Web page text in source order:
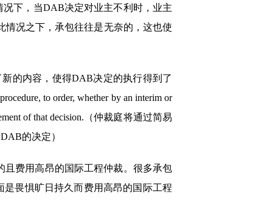
下，当DAB决定对业主不利时，业主
况之下，承包往往是无奈的，这也使
新的内容，使得DAB决定的执行得到了
to order, whether by an interim or
of that decision.（仲裁庭将通过简易
的决定）
费用高昂的国际工程仲裁。很多承包
畏惧旷日持久而费用高昂的国际工程